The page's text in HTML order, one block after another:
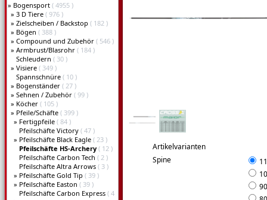
» Bogensport ( 4955 )
» 3 D Tiere ( 976 )
» Zielscheiben / Backstop ( 182 )
» Bögen ( 388 )
» Compound und Zubehör ( 546 )
» Armbrust/Blasrohr ( 184 )
Schleudern ( 30 )
» Visiere ( 349 )
Spannschnüre ( 10 )
» Bogenständer ( 27 )
» Sehnen / Zubehör ( 99 )
» Köcher ( 105 )
» Pfeile/Schäfte ( 399 )
» Fertigpfeile ( 84 )
Pfeilschäfte Victory ( 47 )
» Pfeilschäfte Black Eagle ( 23 )
Pfeilschäfte HS-Archery ( 12 )
Pfeilschäfte Carbon Tech ( 2 )
Pfeilschäfte Altra Arrows ( 3 )
» Pfeilschäfte Gold Tip ( 39 )
» Pfeilschäfte Easton ( 39 )
Pfeilschäfte Carbon Express ( 4
Artikelvarianten
Spine